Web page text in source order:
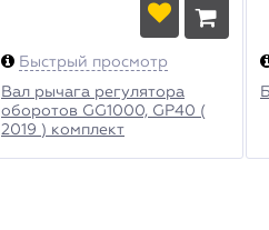
Быстрый просмотр
Вал рычага регулятора
оборотов GG1000, GP40 (
2019 ) комплект